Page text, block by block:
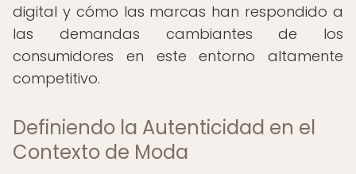
digital y cómo las marcas han respondido a
las demandas cambiantes de los
consumidores en este entorno altamente
competitivo.
Definiendo la Autenticidad en el
Contexto de Moda